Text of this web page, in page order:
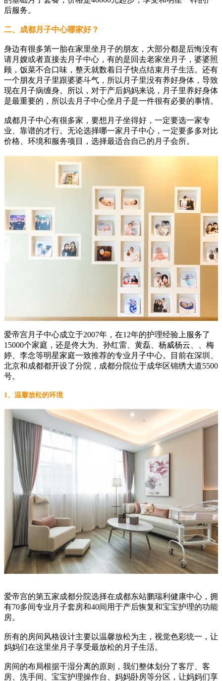
后服务。
二、成都月子中心哪家好？
身边有很多第一胎在家里坐月子的朋友，大部分都是后悔没有
请月嫂或者直接去月子中心，有的是回去老家坐月子，婆婆照
顾，饭菜不合口味，整天就数着日子快点结束月子生活。还有
一个朋友月子里跟婆婆斗气，所以月子里没有养好身体，导致
现在月子病缠身。所以，对于产后妈妈来说，月子里养好身体
是最重要的，所以去月子中心坐月子是一件很有必要的事情。
成都月子中心有很多家，要想月子坐得好，一定要选一家专
业、靠谱的才行。无论选择哪一家月子中心，一定要多多对比
价格、环境和服务项目，选择最适合自己的月子会所。
爱帝宫月子中心成立于2007年，在12年的护理经验上服务了
15000个家庭，还是佟大为、孙红雷、黄磊、杨威杨云、、梅
婷、李念等明星家庭一致推荐的专业月子中心。目前在深圳、
北京和成都都开设了分院，成都分院位于成华区锦绣大道5500
号。
1、温馨放松的环境
爱帝宫的第五家成都分院选择在成都东站鹏瑞利健康中心，拥
有70多间专业月子套房和40间用于产后恢复和宝宝护理的功能
房。
所有的房间风格设计主要以温馨放松为主，视觉色彩统一，让
妈妈们在这里坐月子享受最放松的月子生活。
房间的布局根据干湿分离的原则，我们整体划分了客厅、客
房、洗手间、宝宝护理操作台、妈妈卧房等分区，让妈妈们享